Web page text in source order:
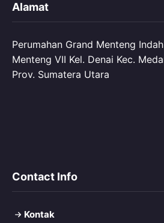
Alamat
Perumahan Grand Menteng
Menteng VII Kel. Denai Kec.
Prov. Sumatera Utara
Contact Info
Kontak